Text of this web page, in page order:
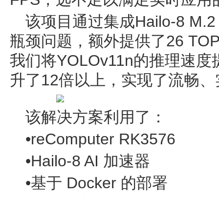
该项目通过集成Hailo-8
瓶颈问题，额外提供了26
我们将YOLOv11n的推理速
升了12倍以上，实现了流畅
该解决方案利用了：
•reComputer RK3576
•Hailo-8 AI 加速器
•基于 Docker 的部署